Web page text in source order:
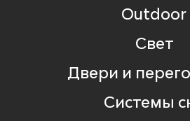
Outdoor
Свет
Двери и
Системы